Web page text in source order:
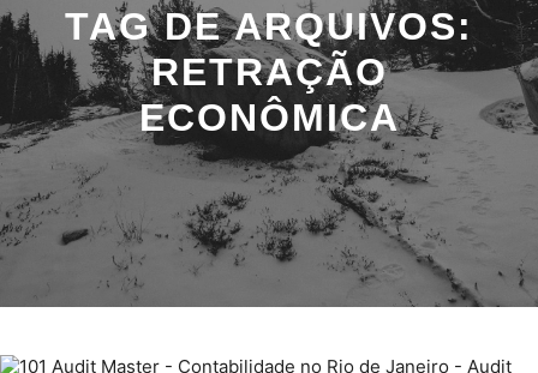
TAG DE ARQUIVOS:
RETRAÇÃO
ECONÔMICA